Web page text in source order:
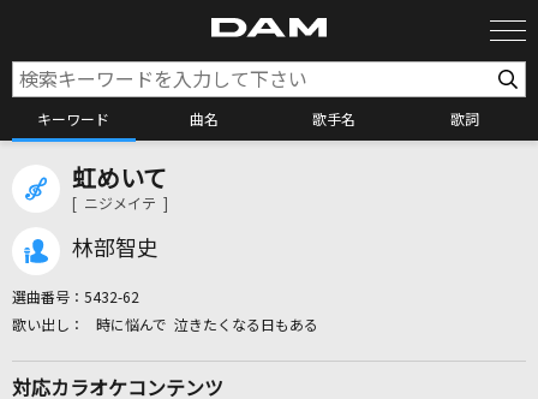
キーワード 曲名 歌手名 歌詞
虹めいて
[ ニジメイテ ]
林部智史
選曲番号： 5432-62
時に悩んで 泣きたくなる日もある
対応カラオケコンテンツ